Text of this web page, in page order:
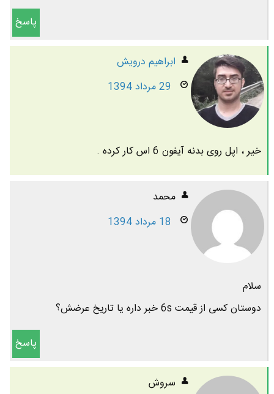
پاسخ
ابراهیم درویش
29 مرداد 1394
خیر ، اپل روی بدنه آیفون 6 اس کار کرده .
محمد
18 مرداد 1394
سلام
دوستان کسی از قیمت 6s خبر داره یا تاریخ عرضش؟
پاسخ
سروش